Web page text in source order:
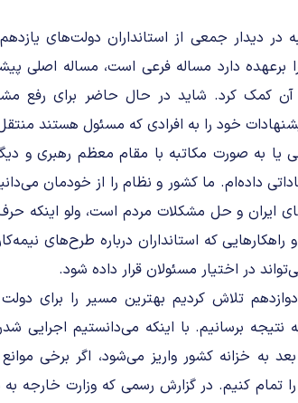
در دیدار جمعی از استانداران دولت‌های
برعهده دارد مساله فرعی است، مساله اصلی
کمک کرد. شاید در حال حاضر برای رفع
خود را به افرادی که مسئول هستند
به صورت مکاتبه با مقام معظم رهبری و
داده‌ام. ما کشور و نظام را از خودمان
ایران و حل مشکلات مردم است، ولو اینکه
که استانداران درباره طرح‌های
در اختیار مسئولان قرار داده شود.
تلاش کردیم بهترین مسیر را برای
نتیجه برسانیم. با اینکه می‌دانستیم اجرایی
به خزانه کشور واریز می‌شود، اگر برخی
در اسفند ۹۹ تحریم را تمام کنیم. در گزارش رسمی که وزارت